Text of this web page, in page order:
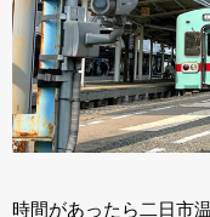
時間があったら二日市